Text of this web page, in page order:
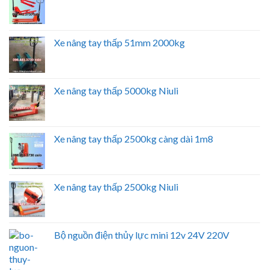
Xe nâng tay thấp 51mm 2000kg
Xe nâng tay thấp 5000kg Niuli
Xe nâng tay thấp 2500kg càng dài 1m8
Xe nâng tay thấp 2500kg Niuli
Bộ nguồn điện thủy lực mini 12v 24V 220V